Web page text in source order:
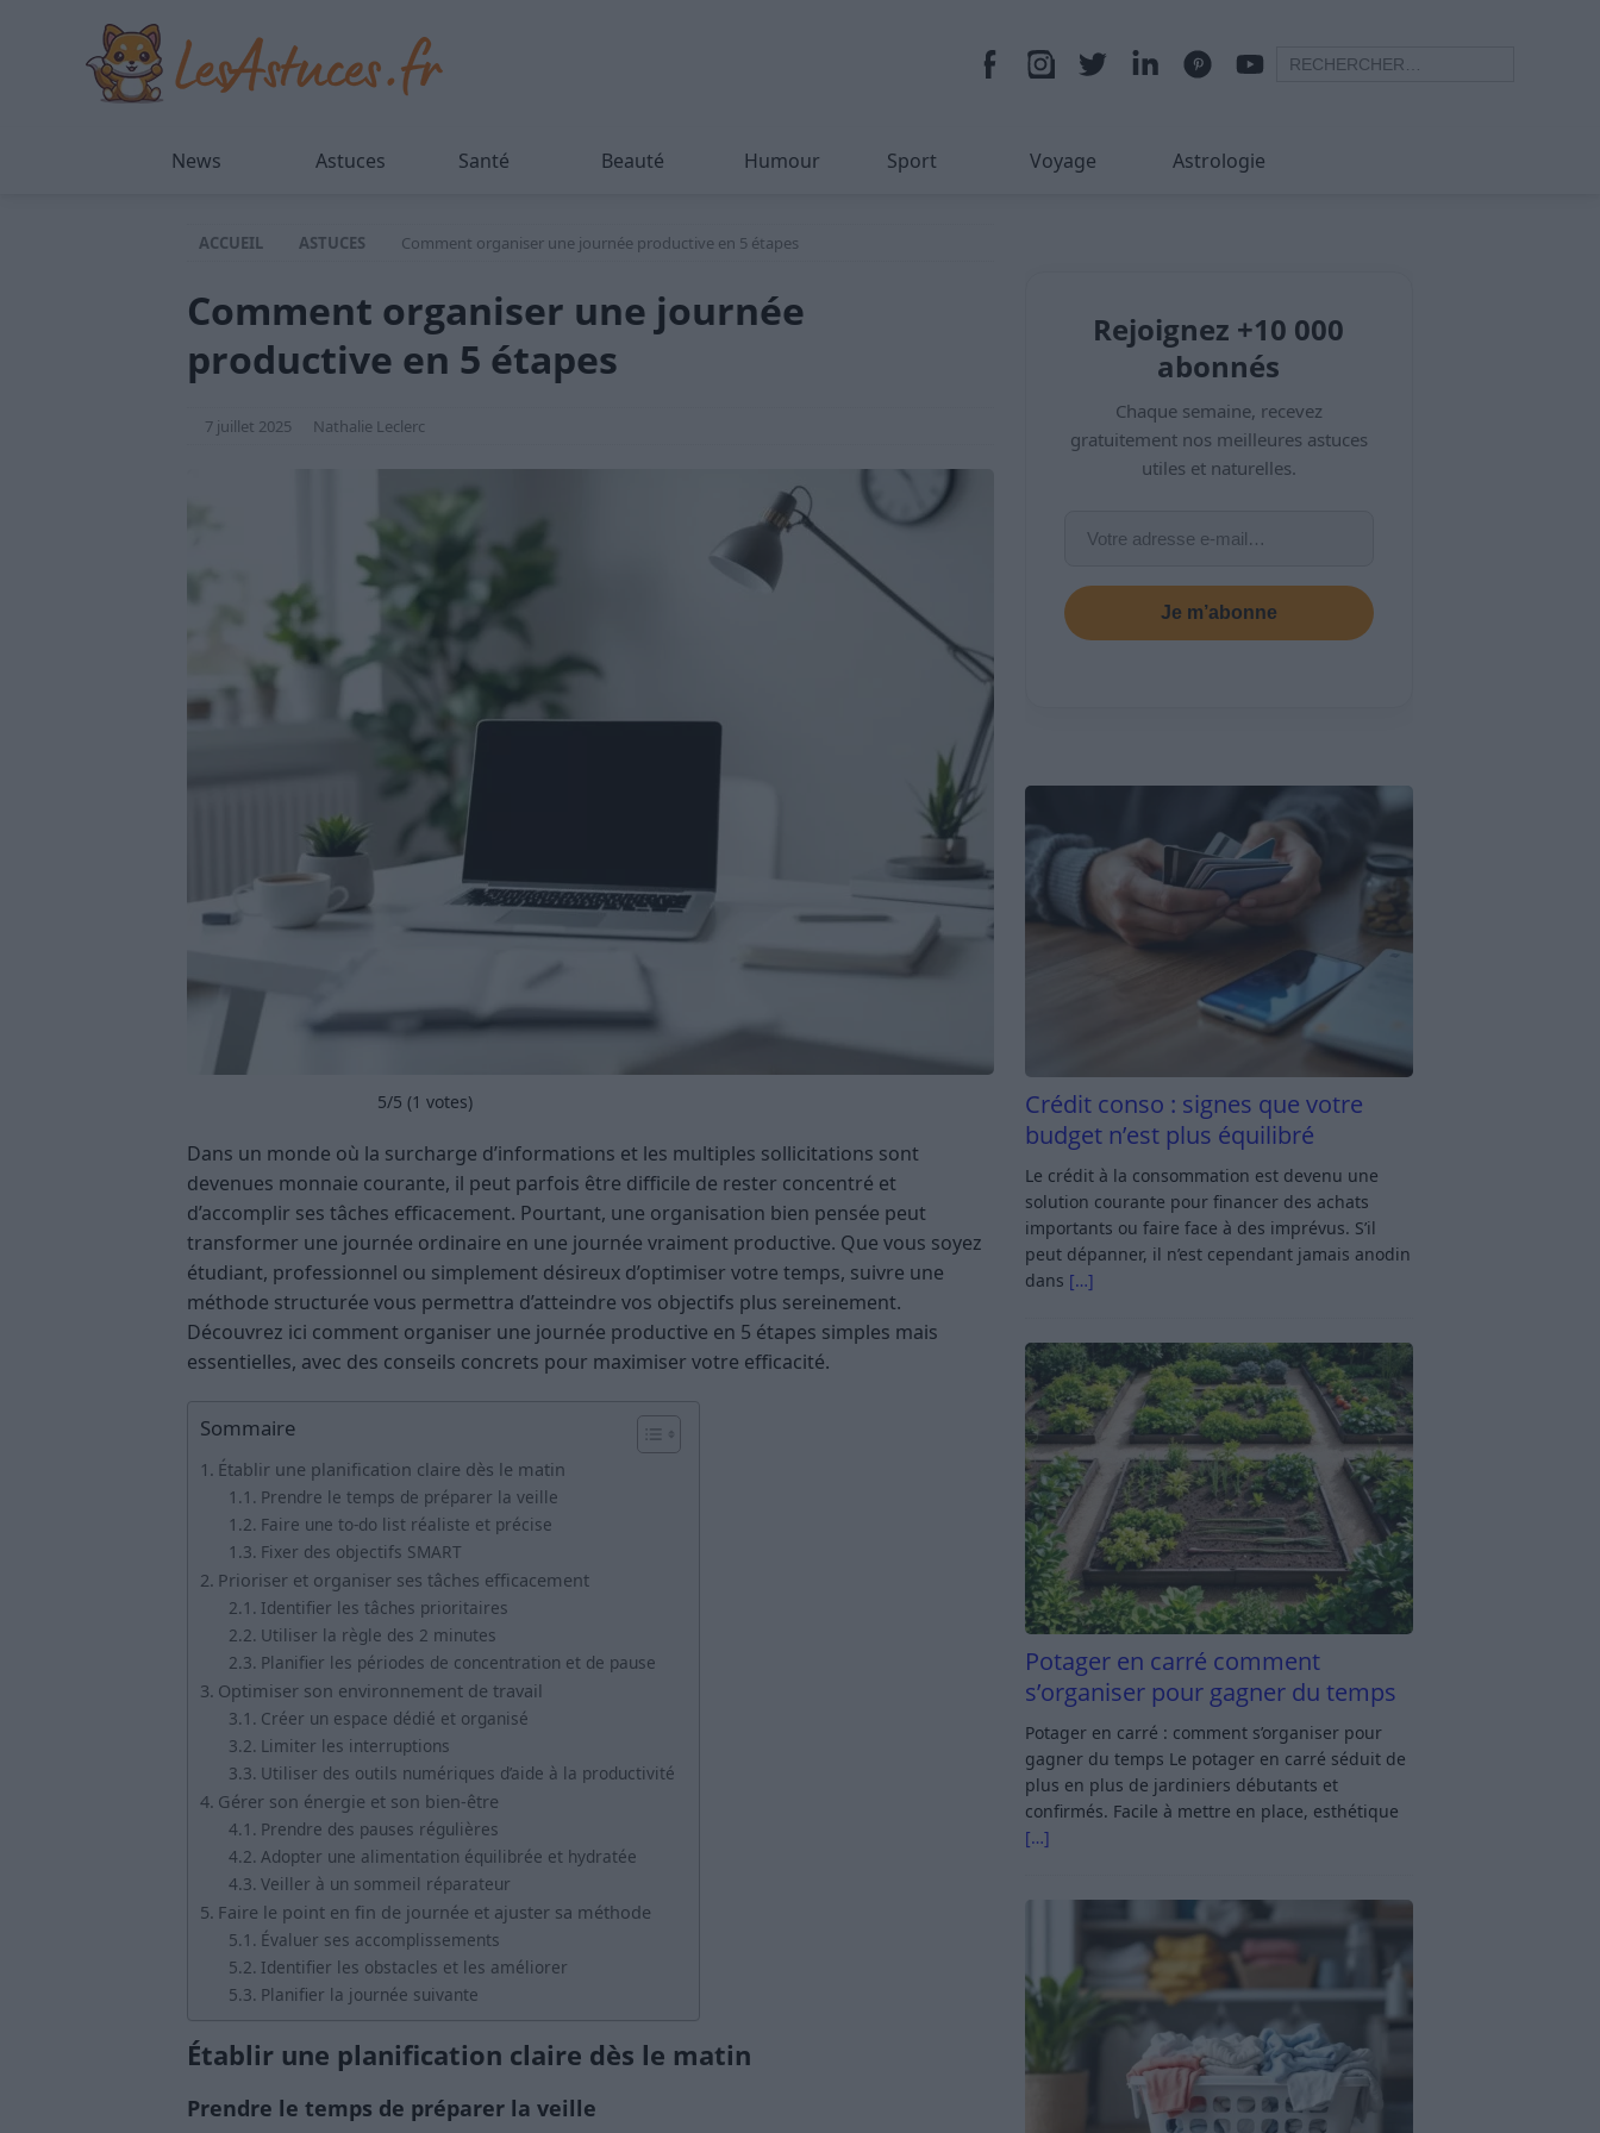
News Astuces Santé Beauté Humour Sport Voyage Astrologie
ACCUEIL ASTUCES Comment organiser une journée productive en 5 étapes
Comment organiser une journée
productive en 5 étapes
7 juillet 2025 Nathalie Leclerc
5/5 (1 votes)
Dans un monde où la surcharge d’informations et les multiples sollicitations sont
devenues monnaie courante, il peut parfois être difficile de rester concentré et
d’accomplir ses tâches efficacement. Pourtant, une organisation bien pensée peut
transformer une journée ordinaire en une journée vraiment productive. Que vous soyez
étudiant, professionnel ou simplement désireux d’optimiser votre temps, suivre une
méthode structurée vous permettra d’atteindre vos objectifs plus sereinement.
Découvrez ici comment organiser une journée productive en 5 étapes simples mais
essentielles, avec des conseils concrets pour maximiser votre efficacité.
Sommaire
Établir une planification claire dès le matin
Prendre le temps de préparer la veille
Faire une to-do list réaliste et précise
Fixer des objectifs SMART
Prioriser et organiser ses tâches efficacement
Identifier les tâches prioritaires
Utiliser la règle des 2 minutes
Planifier les périodes de concentration et de pause
Optimiser son environnement de travail
Créer un espace dédié et organisé
Limiter les interruptions
Utiliser des outils numériques d’aide à la productivité
Gérer son énergie et son bien-être
Prendre des pauses régulières
Adopter une alimentation équilibrée et hydratée
Veiller à un sommeil réparateur
Faire le point en fin de journée et ajuster sa méthode
Évaluer ses accomplissements
Identifier les obstacles et les améliorer
Planifier la journée suivante
Établir une planification claire dès le matin
Prendre le temps de préparer la veille
Rejoignez +10 000
abonnés
Chaque semaine, recevez
gratuitement nos meilleures astuces
utiles et naturelles.
Je m’abonne
Crédit conso : signes que votre
budget n’est plus équilibré
Le crédit à la consommation est devenu une
solution courante pour financer des achats
importants ou faire face à des imprévus. S’il
peut dépanner, il n’est cependant jamais anodin
dans […]
Potager en carré comment
s’organiser pour gagner du temps
Potager en carré : comment s’organiser pour
gagner du temps Le potager en carré séduit de
plus en plus de jardiniers débutants et
confirmés. Facile à mettre en place, esthétique
[…]